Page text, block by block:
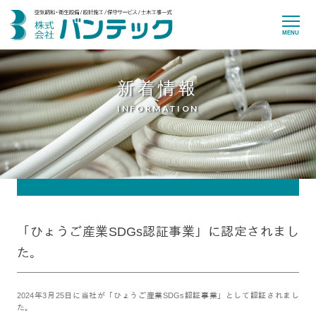
MENU
新着情報
INFORMATION
「ひょうご産業SDGs認証事業」に認定されまし
た。
2024年3月25日に当社が「ひょうご産業SDGs認証事業」として認証されまし
た。